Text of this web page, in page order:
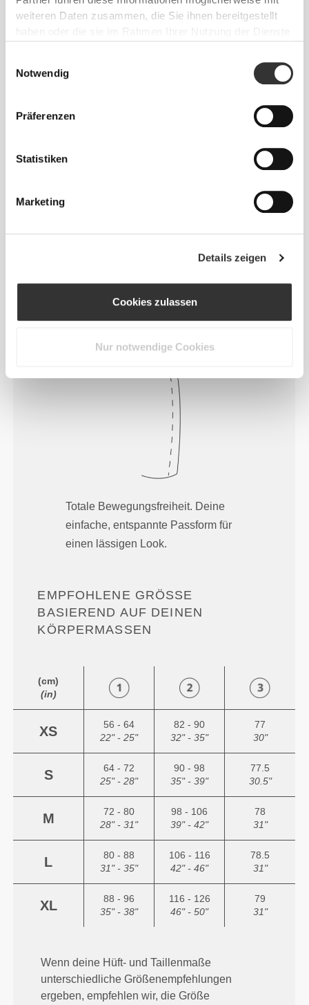
weiteren Daten zusammen, die Sie ihnen bereitgestellt
haben oder die sie im Rahmen Ihrer Nutzung der Dienste
Notwendig
Präferenzen
Statistiken
Marketing
Details zeigen
Cookies zulassen
Nur notwendige Cookies
betont die Silhouette deines Körpers.
Normal
Das Motto lautet: Sich jeden Tag frei
Totale Bewegungsfreiheit. Deine
einfache, entspannte Passform für
einen lässigen Look.
EMPFOHLENE GRÖSSE B
ASIEREND AUF DEINEN K
ÖRPERMASSEN
(cm)
(in)
XS
56 - 64
22" - 25"
82 - 90
32" - 35"
77
30"
S
64 - 72
25" - 28"
90 - 98
35" - 39"
77.5
30.5"
M
72 - 80
28" - 31"
98 - 106
39" - 42"
78
31"
L
80 - 88
31" - 35"
106 - 116
42" - 46"
78.5
31"
XL
88 - 96
35" - 38"
116 - 126
46" - 50"
79
31"
Wenn deine Hüft- und Taillenmaße
unterschiedliche Größenempfehlungen
ergeben, empfehlen wir, die Größe